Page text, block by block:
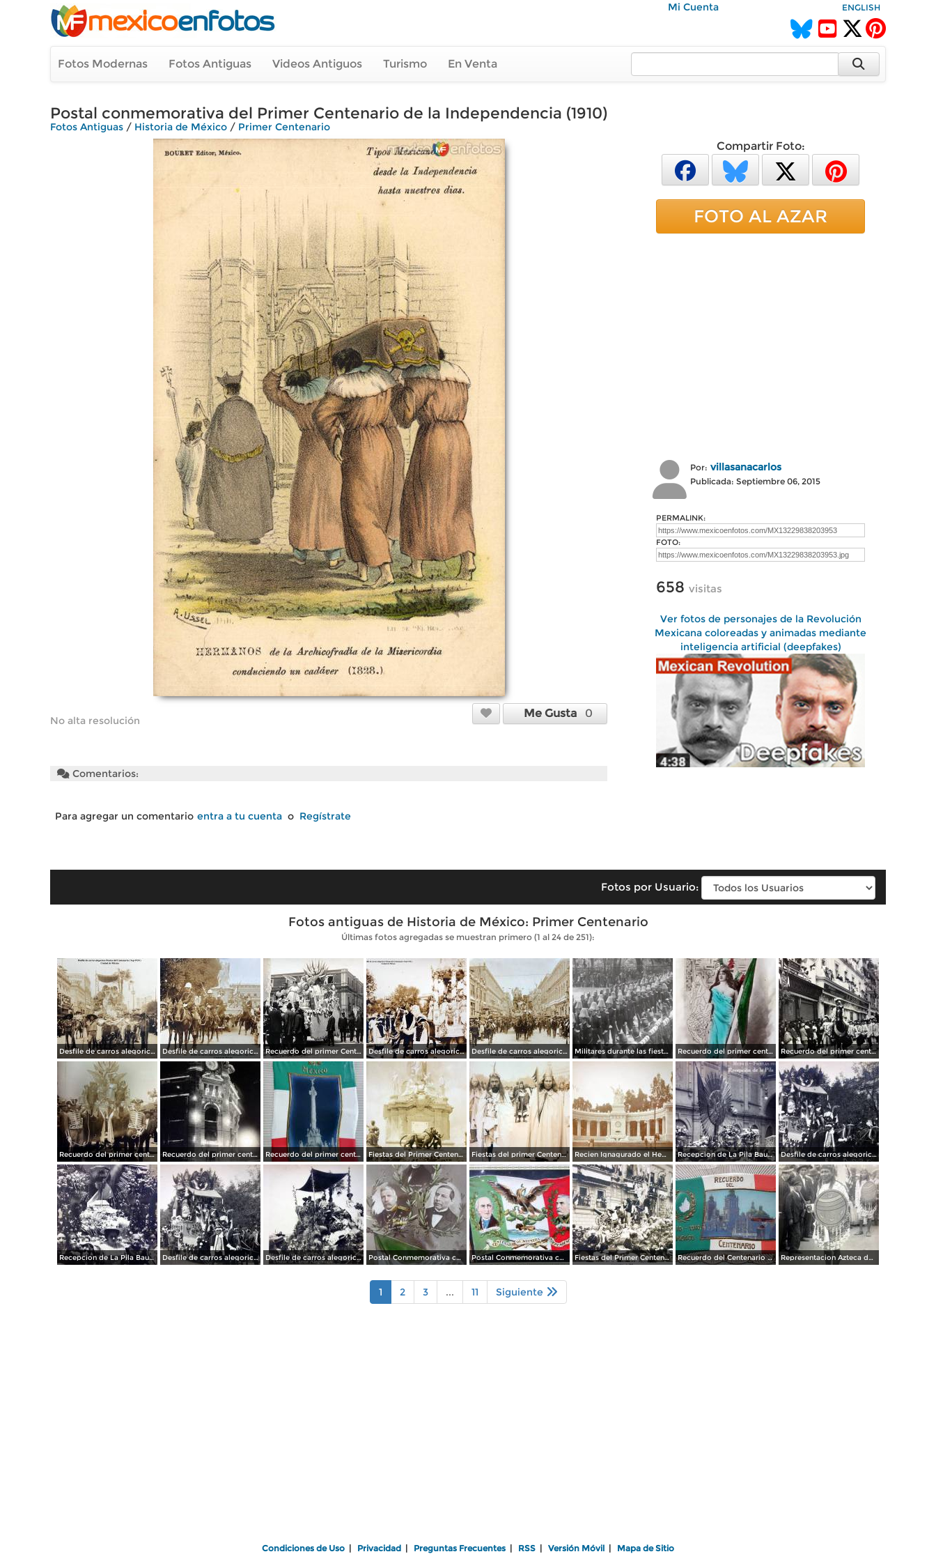
Mi Cuenta ENGLISH
Fotos Modernas Fotos Antiguas Videos Antiguos Turismo En Venta
Postal conmemorativa del Primer Centenario de la Independencia (1910)
Fotos Antiguas / Historia de México / Primer Centenario
No alta resolución
Me Gusta 0
Comentarios:
Para agregar un comentario entra a tu cuenta o Regístrate
Compartir Foto:
FOTO AL AZAR
Por: villasanacarlos
Publicada: Septiembre 06, 2015
PERMALINK:
FOTO:
658 visitas
Ver fotos de personajes de la Revolución
Mexicana coloreadas y animadas mediante
inteligencia artificial (deepfakes)
Fotos por Usuario:
Fotos antiguas de Historia de México: Primer Centenario
Últimas fotos agregadas se muestran primero (1 al 24 de 251):
Desfile de carros alegoricos Fiestas del Centenario ( Sep-1910 ) Ciudad de México Desfile de carros alegoricos Fiestas del Centenario ( Sep-1910 ) Ciudad de México Recuerdo del primer Centenario de la Independencia Mexicana carro de La Justicia ( Sep-1910 ) Ciudad de México. Desfile de carros alegoricos Fiestas del Centenario ( Sep-1910 ) Ciudad de México Desfile de carros alegoricos Fiestas del Centenario ( Sep-1910 ) Ciudad de México Militares durante las fiestas de Primer Centenario de la Independencia (1910) Recuerdo del primer centenario de la independencia de Mexico 15 de Septiembre de 1910 Recuerdo del primer centenario de la independencia Mexicana Desfile Ciudad de México15 de Septiembre de 1910
Recuerdo del primer centenario de la independencia Mexicana Desfile Ciudad de México 15 de Septiembre de 1910 Recuerdo del primer centenario de la independencia Mexicana Edificio La Mexicana Ciudad de México15 de Septiembre de 1910 Recuerdo del primer centenario de la independencia Mexicana 15 de Septiembre de 1910 Fiestas del Primer Centenario Inaguracion de la Columna de la Independencia Por el Fotografo Fernando Kososky Fiestas del primer Centenario ( 1910 ) Sacerdotes Aztecas por el fotografo Felix Miret. Recien Ignagurado el Hemiciclo a Juarez en las Fiestas del Centenario ( Sep-1910 ) Recepcion de La Pila Bautismal de M Hidalgo Fiestas del Centenario ( Sep-1910 ) por el Fotógrafo Fernando Kososky. Desfile de carros alegoricos Fiestas del Centenario ( Sep-1910 ) por el Fotógrafo Fernando Kososky.
Recepcion de La Pila Bautismal de Hidalgo Fiestas del Centenario ( Sep-1910 ) por el Fotógrafo Fernando Kososky. Desfile de carros alegoricos Fiestas del Centenario ( Sep-1910 ) por el Fotógrafo Fernando Kososky. Desfile de carros alegoricos Fiestas del Centenario ( Sep-1910 ) por el Fotógrafo Fernando Kososky. Postal Conmemorativa con motivo del Primer Centenario de nuestra Independencia ( Septiembre de 1910) Postal Conmemorativa con motivo del Centenario de nuestra Independencia ( Septiembre de 1910) Fiestas del Primer Centenario de la Independencia de Mexico ( 16 de Septiembre de 1910) Por el Fotografo Felix Miret Recuerdo del Centenario 16 de Septiembre de 1910. Representacion Azteca durante el desfile del Centenario 16 de Septiembre de 1910.
1 2 3 ... 11 Siguiente
Condiciones de Uso Privacidad Preguntas Frecuentes RSS Versión Móvil Mapa de Sitio